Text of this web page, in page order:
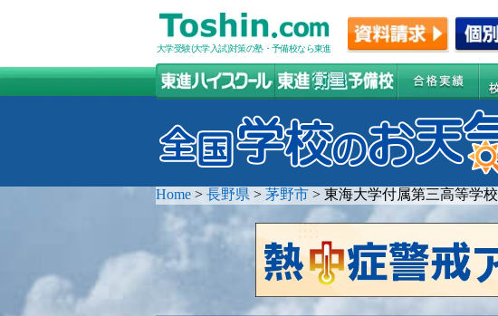
大学受験(大学入試)対策の塾・予備校なら東進
Home > 長野県 > 茅野市 > 東海大学付属第三高等学校